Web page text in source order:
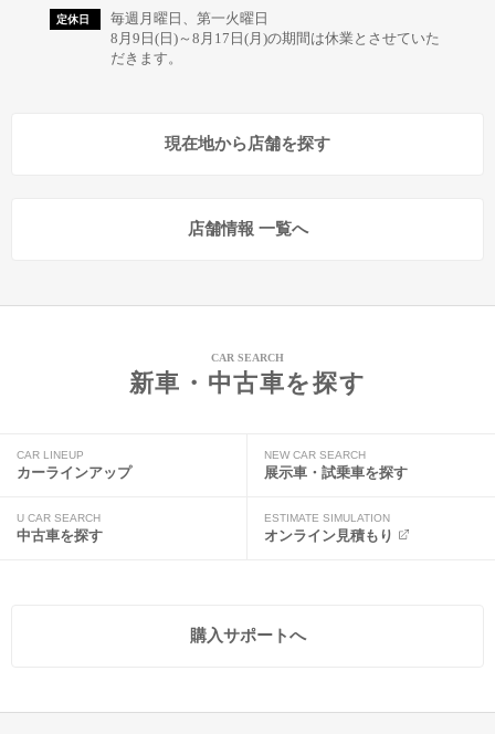
定休日
毎週月曜日、第一火曜日
8月9日(日)～8月17日(月)の期間は休業とさせていた
だきます。
現在地から店舗を探す
店舗情報 一覧へ
CAR SEARCH
新車・中古車を探す
CAR LINEUP
カーラインアップ
NEW CAR SEARCH
展示車・試乗車を探す
U CAR SEARCH
中古車を探す
ESTIMATE SIMULATION
オンライン見積もり
購入サポートへ